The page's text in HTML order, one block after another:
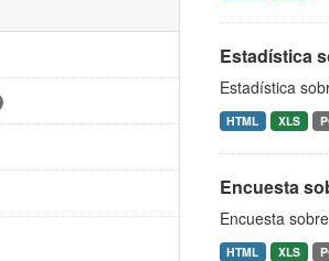
Estadística
Estadística
HTML XLS
Encuesta
Encuesta
HTML XLS